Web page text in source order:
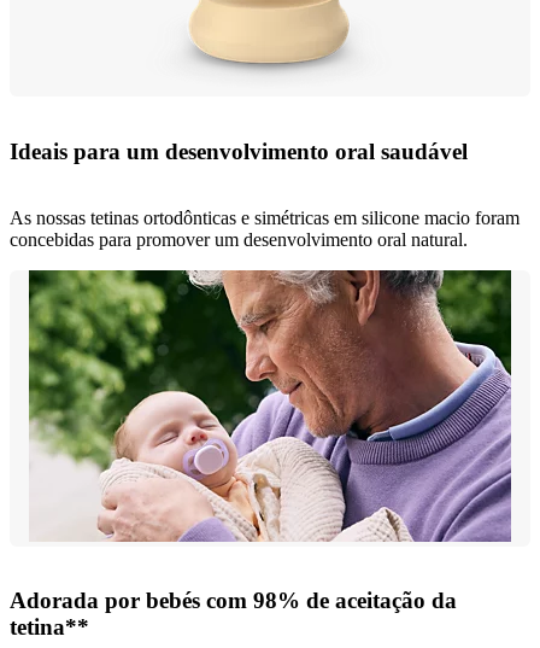
Ideais para um desenvolvimento oral saudável
As nossas tetinas ortodônticas e simétricas em silicone macio foram
concebidas para promover um desenvolvimento oral natural.
Adorada por bebés com 98% de aceitação da
tetina**